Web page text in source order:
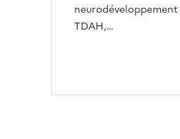
neurodéveloppement
TDAH,…